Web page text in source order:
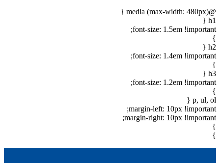
@media (max-width: 480px) {
h1 {
font-size: 1.5em !important;
}
h2 {
font-size: 1.4em !important;
}
h3 {
font-size: 1.2em !important;
}
p, ul, ol {
margin-left: 10px !important;
margin-right: 10px !important;
}
}